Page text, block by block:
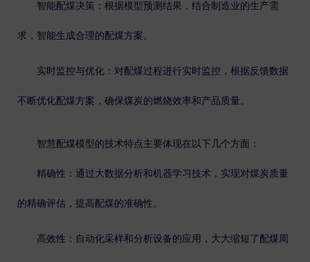
智能配煤决策 ：根据模型预测结果，结合制造业的生产需
求，智能生成合理的配煤方案。
实时监控与优化 ：对配煤过程进行实时监控，根据反馈数据
不断优化配煤方案，确保煤炭的燃烧效率和产品质量。
智慧配煤模型的技术特点主要体现在以下几个方面：
精确性 ：通过大数据分析和机器学习技术，实现对煤炭质量
的精确评估，提高配煤的准确性。
高效性 ：自动化采样和分析设备的应用，大大缩短了配煤周